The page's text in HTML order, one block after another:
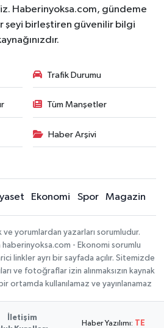
Haberinyoksa.com, gündeme
şeyi birleştiren güvenilir bilgi
Trafik Durumu
Tüm Manşetler
Haber Arşivi
Ekonomi Spor Magazin
ve yorumlardan yazarları sorumludur.
haberinyoksa.com - Ekonomi sorumlu
linkler ayrı bir sayfada açılır. Sitemizde
ve fotoğraflar izin alınmaksızın kaynak
ortamda kullanılamaz ve yayınlanamaz
İletişim
Haber Yazılımı: TE